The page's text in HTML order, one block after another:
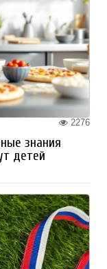
2276
знания
детей